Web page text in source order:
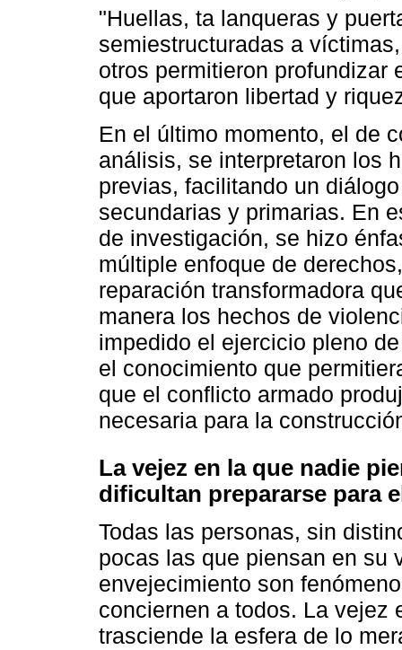
"Huellas, ta lanqueras y
semiestructuradas a
otros permitieron profundizar
que aportaron libertad y
En el último momento, el de
análisis, se interpretaron los
previas, facilitando un
secundarias y primarias. En
de investigación, se hizo
múltiple enfoque de
reparación transformadora
manera los hechos de
impedido el ejercicio pleno
el conocimiento que
que el conflicto armado
necesaria para la
La vejez en la que nadie
dificultan prepararse para
Todas las personas, sin
pocas las que piensan en su
envejecimiento son
conciernen a todos. La vejez
trasciende la esfera de lo